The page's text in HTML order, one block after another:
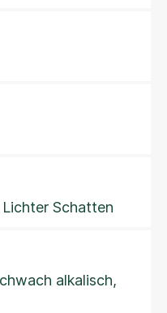
Lichter Schatten
alkalisch,